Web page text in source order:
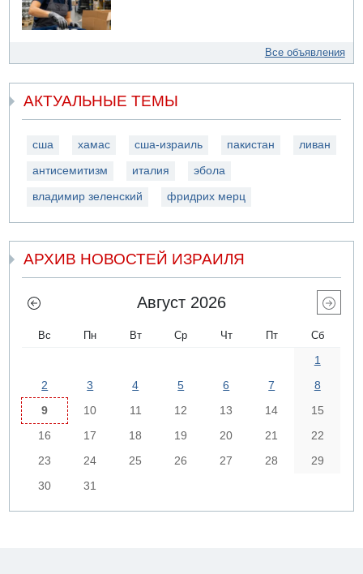
Все объявления
АКТУАЛЬНЫЕ ТЕМЫ
сша хамас сша-израиль пакистан ливан
антисемитизм италия эбола
владимир зеленский фридрих мерц
АРХИВ НОВОСТЕЙ ИЗРАИЛЯ
Август 2026
Вс Пн Вт Ср Чт Пт Сб
1
2
3 4 5 6 7
8
9
10 11 12 13 14
15
16
17 18 19 20 21
22
23
24 25 26 27 28
29
30
31